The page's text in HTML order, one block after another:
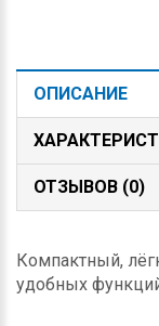
ОПИСАНИЕ
ОТЗЫВОВ (0)
Компактный,
удобных